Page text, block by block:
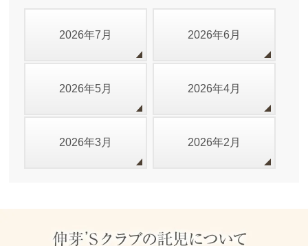
2026年7月 2026年6月
2026年5月 2026年4月
2026年3月 2026年2月